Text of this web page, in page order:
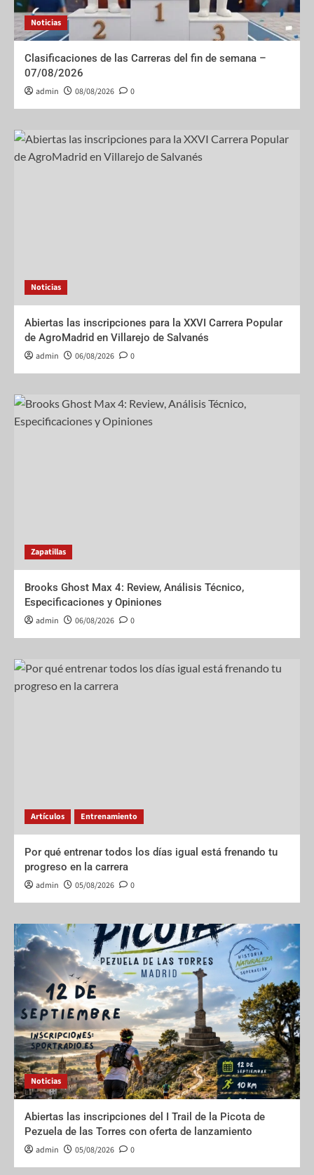
Noticias
Clasificaciones de las Carreras del fin de semana –
07/08/2026
admin 08/08/2026 0
Noticias
Abiertas las inscripciones para la XXVI Carrera Popular
de AgroMadrid en Villarejo de Salvanés
admin 06/08/2026 0
Zapatillas
Brooks Ghost Max 4: Review, Análisis Técnico,
Especificaciones y Opiniones
admin 06/08/2026 0
Artículos Entrenamiento
Por qué entrenar todos los días igual está frenando tu
progreso en la carrera
admin 05/08/2026 0
Noticias
Abiertas las inscripciones del I Trail de la Picota de
Pezuela de las Torres con oferta de lanzamiento
admin 05/08/2026 0